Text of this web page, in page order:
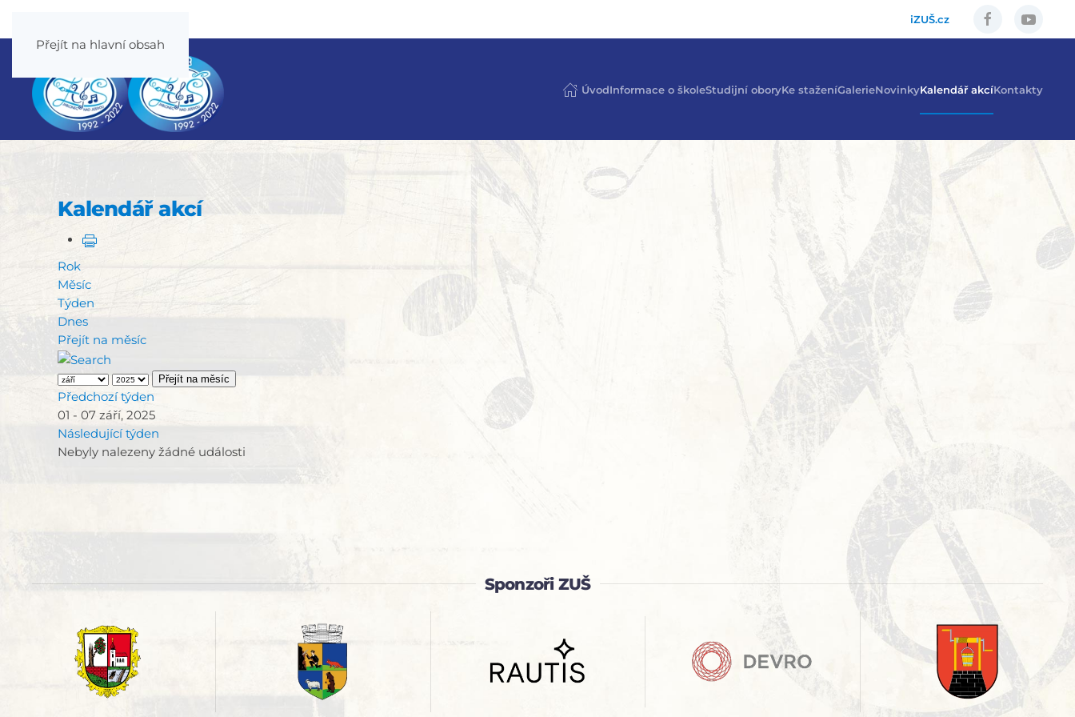
Přejít na hlavní obsah
iZUŠ.cz
ÚvodInformace o školeStudijní oboryKe staženíGalerieNovinkyKalendář akcíKontakty
Kalendář akcí
Rok
Měsíc
Týden
Dnes
Přejít na měsíc
Přejít na měsíc
Předchozí týden
01 - 07 září, 2025
Následující týden
Nebyly nalezeny žádné události
Sponzoři ZUŠ